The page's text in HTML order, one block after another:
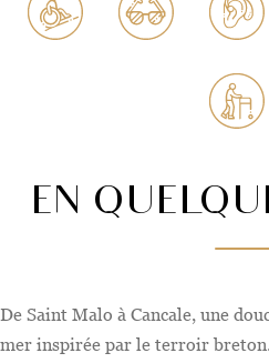
EN
De Saint Malo à Cancale, une
mer inspirée par le terroir